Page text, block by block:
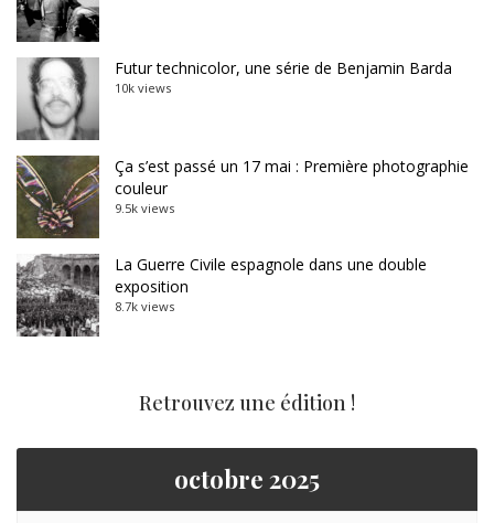
Futur technicolor, une série de Benjamin Barda
10k views
Ça s’est passé un 17 mai : Première photographie
couleur
9.5k views
La Guerre Civile espagnole dans une double
exposition
8.7k views
Retrouvez une édition !
octobre 2025